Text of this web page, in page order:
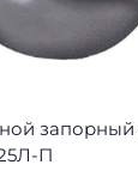
П